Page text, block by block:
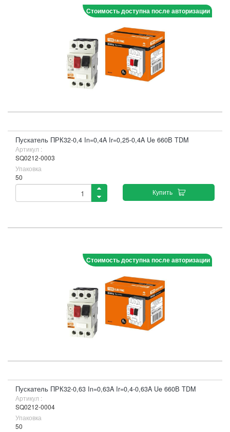
Стоимость доступна после авторизации
Пускатель ПРК32-0,4 In=0,4A Ir=0,25-0,4A Ue 660В TDM
Артикул :
SQ0212-0003
Упаковка
50
Купить
Стоимость доступна после авторизации
Пускатель ПРК32-0,63 In=0,63A Ir=0,4-0,63A Ue 660В TDM
Артикул :
SQ0212-0004
Упаковка
50